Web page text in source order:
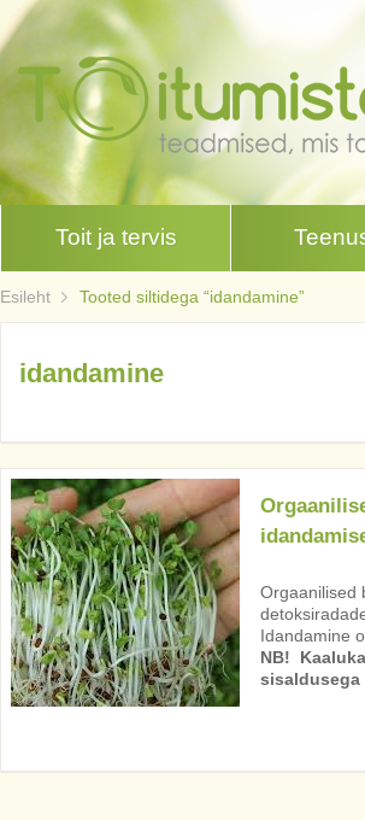
Toit ja tervis
Esileht Tooted siltidega “idandamine”
idandamine
Orgaanilised
Idandamine
NB!
sisaldusega